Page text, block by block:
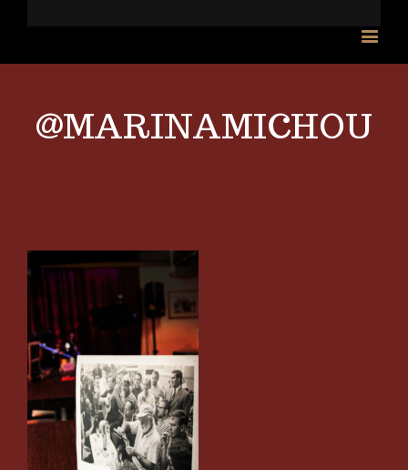
@MARINAMICHOU